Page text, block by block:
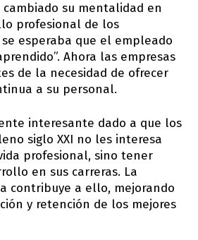
cambiado su mentalidad en
profesional de los
esperaba que el empleado
Ahora las empresas
de la necesidad de ofrecer
a su personal.
interesante dado a que los
siglo XXI no les interesa
profesional, sino tener
en sus carreras. La
contribuye a ello, mejorando
y retención de los mejores